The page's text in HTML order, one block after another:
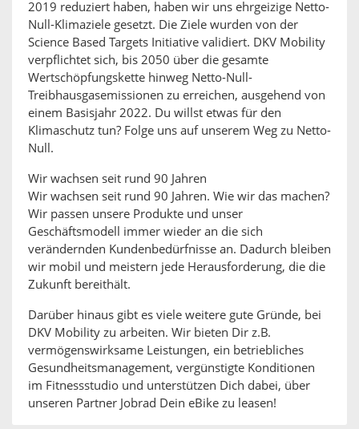
2019 reduziert haben, haben wir uns ehrgeizige Netto-
Null-Klimaziele gesetzt. Die Ziele wurden von der
Science Based Targets Initiative validiert. DKV Mobility
verpflichtet sich, bis 2050 über die gesamte
Wertschöpfungskette hinweg Netto-Null-
Treibhausgasemissionen zu erreichen, ausgehend von
einem Basisjahr 2022. Du willst etwas für den
Klimaschutz tun? Folge uns auf unserem Weg zu Netto-
Null.
Wir wachsen seit rund 90 Jahren
Wir wachsen seit rund 90 Jahren. Wie wir das machen?
Wir passen unsere Produkte und unser
Geschäftsmodell immer wieder an die sich
verändernden Kundenbedürfnisse an. Dadurch bleiben
wir mobil und meistern jede Herausforderung, die die
Zukunft bereithält.
Darüber hinaus gibt es viele weitere gute Gründe, bei
DKV Mobility zu arbeiten. Wir bieten Dir z.B.
vermögenswirksame Leistungen, ein betriebliches
Gesundheitsmanagement, vergünstigte Konditionen
im Fitnessstudio und unterstützen Dich dabei, über
unseren Partner Jobrad Dein eBike zu leasen!